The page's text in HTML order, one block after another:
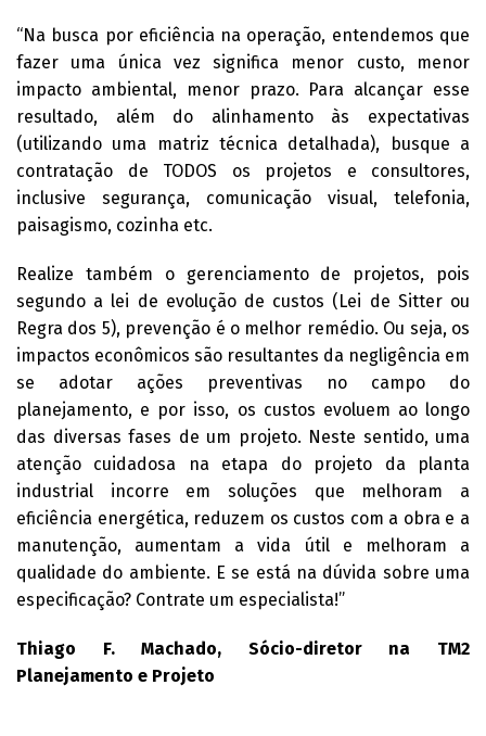
“Na busca por eficiência na operação, entendemos que
fazer uma única vez significa menor custo, menor
impacto ambiental, menor prazo. Para alcançar esse
resultado, além do alinhamento às expectativas
(utilizando uma matriz técnica detalhada), busque a
contratação de TODOS os projetos e consultores,
inclusive segurança, comunicação visual, telefonia,
paisagismo, cozinha etc.
Realize também o gerenciamento de projetos, pois
segundo a lei de evolução de custos (Lei de Sitter ou
Regra dos 5), prevenção é o melhor remédio. Ou seja, os
impactos econômicos são resultantes da negligência em
se adotar ações preventivas no campo do
planejamento, e por isso, os custos evoluem ao longo
das diversas fases de um projeto. Neste sentido, uma
atenção cuidadosa na etapa do projeto da planta
industrial incorre em soluções que melhoram a
eficiência energética, reduzem os custos com a obra e a
manutenção, aumentam a vida útil e melhoram a
qualidade do ambiente. E se está na dúvida sobre uma
especificação? Contrate um especialista!”
Thiago F. Machado, Sócio-diretor na TM2
Planejamento e Projeto